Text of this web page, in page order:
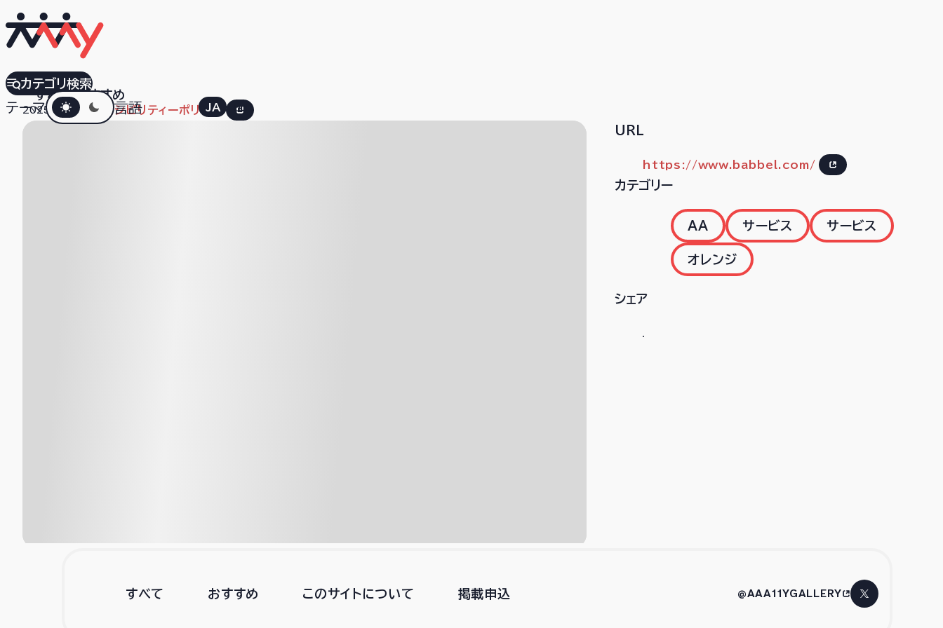
すべておすすめ
テーマダークモード言語 JA EN
カテゴリ検索
Babbel
2025.12.04 アクセシビリティーポリシー
URL
https://www.babbel.com/
カテゴリー
AA サービス サービス
オレンジ
シェア
すべて おすすめ このサイトについて 掲載申込 @AAA11YGALLERY